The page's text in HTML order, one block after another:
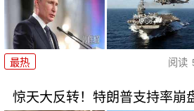
最热 阅读
惊天大反转！特朗普支持率崩